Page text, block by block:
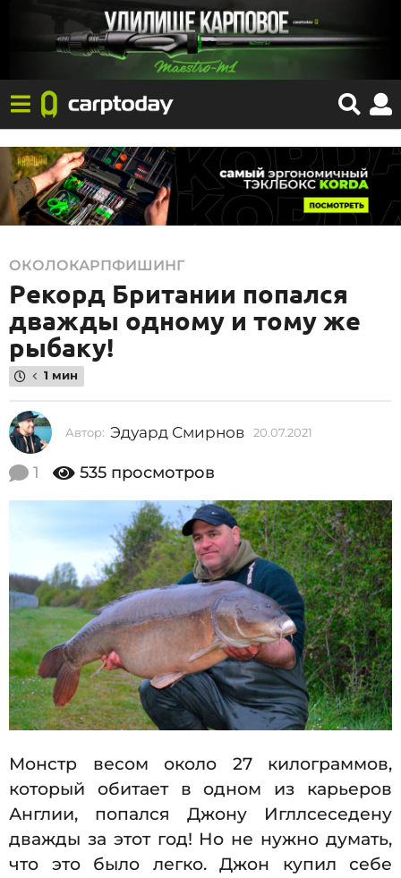
2
0
0
7
.
2
0
2
0
7
.
2
0
2
ОКОЛОКАРПФИШИНГ
Рекорд Британии попался
дважды одному и тому же
рыбаку!
1 мин
Автор: Эдуард Смирнов 20.07.2021
7
.
2
0
2
1
1 535 просмотров
Монстр весом около 27 килограммов,
который обитает в одном из карьеров
Англии, попался Джону Игллсеседену
дважды за этот год! Но не нужно думать,
что это было легко. Джон купил себе